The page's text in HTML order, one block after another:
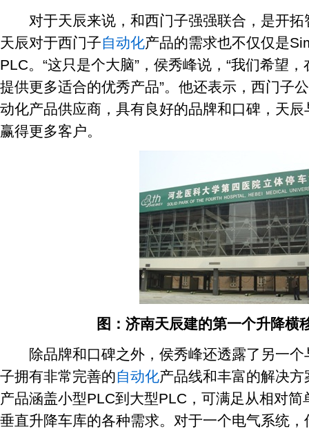
对于天辰来说，和西门子强强联合，是开拓
天辰对于西门子自动化产品的需求也不仅仅是
PLC。“这只是个大脑”，侯秀峰说，“我们希望
提供更多适合的优秀产品”。他还表示，西门子
动化产品供应商，具有良好的品牌和口碑，天
赢得更多客户。
图：济南天辰建的第一个升降横
除品牌和口碑之外，侯秀峰还透露了另一个
子拥有非常完善的自动化产品线和丰富的解决
产品涵盖小型PLC到大型PLC，可满足从相对
垂直升降车库的各种需求。对于一个电气系统，